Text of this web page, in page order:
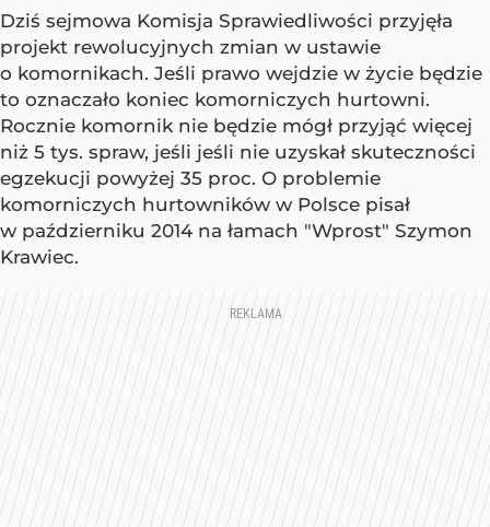
Dziś sejmowa Komisja Sprawiedliwości przyjęła
projekt rewolucyjnych zmian w ustawie
o komornikach. Jeśli prawo wejdzie w życie będzie
to oznaczało koniec komorniczych hurtowni.
Rocznie komornik nie będzie mógł przyjąć więcej
niż 5 tys. spraw, jeśli jeśli nie uzyskał skuteczności
egzekucji powyżej 35 proc. O problemie
komorniczych hurtowników w Polsce pisał
w październiku 2014 na łamach "Wprost" Szymon
Krawiec.